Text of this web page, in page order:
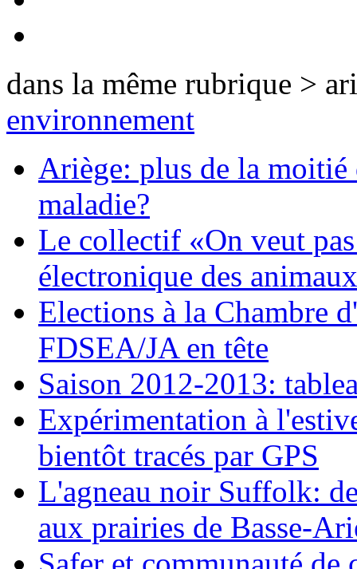
dans la même rubrique >
environnement
Ariège: plus de la moitié
maladie?
Le collectif «On veut
électronique des animaux
Elections à la Chambre
FDSEA/JA en tête
Saison 2012-2013:
Expérimentation à
bientôt tracés par GPS
L'agneau noir Suffolk:
aux prairies de Basse-